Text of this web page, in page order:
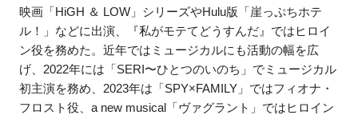
映画「HiGH ＆ LOW」シリーズやHulu版「崖っぷちホテ
ル！」などに出演、『私がモテてどうすんだ』ではヒロイ
ン役を務めた。近年ではミュージカルにも活動の幅を広
げ、2022年には「SERI〜ひとつのいのち」でミュージカル
初主演を務め、2023年は「SPY×FAMILY」ではフィオナ・
フロスト役、a new musical「ヴァグラント」ではヒロイン